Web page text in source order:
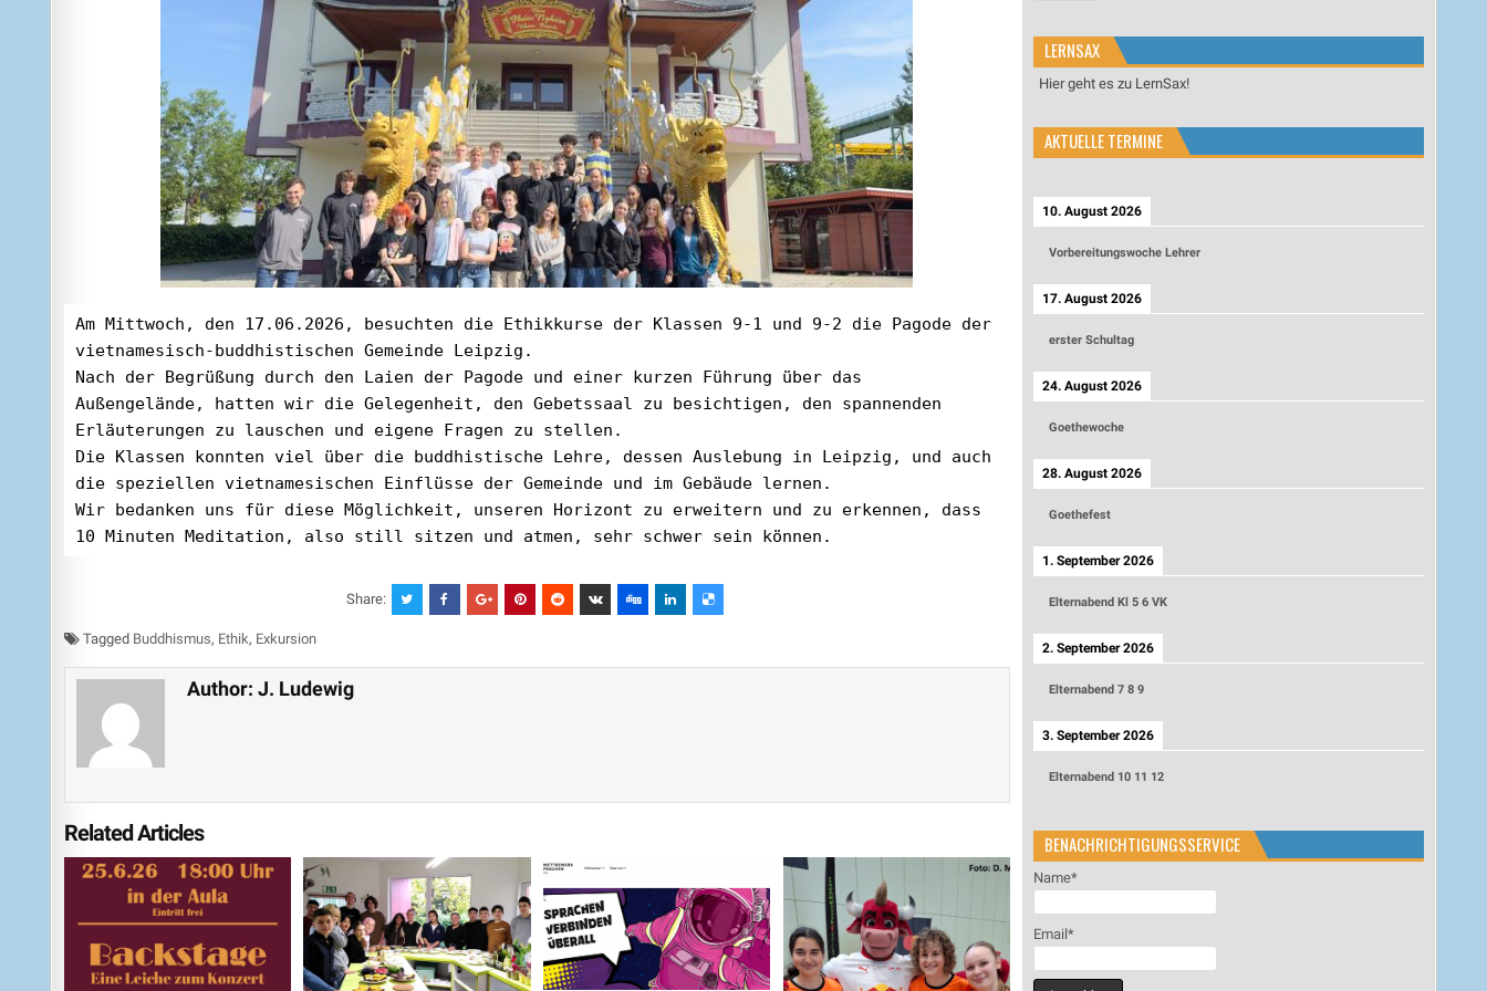
Am Mittwoch, den 17.06.2026, besuchten die Ethikkurse der Klassen 9-1 und 9-2 die Pagode der
vietnamesisch-buddhistischen Gemeinde Leipzig.
Nach der Begrüßung durch den Laien der Pagode und einer kurzen Führung über das
Außengelände, hatten wir die Gelegenheit, den Gebetssaal zu besichtigen, den spannenden
Erläuterungen zu lauschen und eigene Fragen zu stellen.
Die Klassen konnten viel über die buddhistische Lehre, dessen Auslebung in Leipzig, und auch
die speziellen vietnamesischen Einflüsse der Gemeinde und im Gebäude lernen.
Wir bedanken uns für diese Möglichkeit, unseren Horizont zu erweitern und zu erkennen, dass
10 Minuten Meditation, also still sitzen und atmen, sehr schwer sein können.
Share:
Tagged Buddhismus, Ethik, Exkursion
Author: J. Ludewig
Related Articles
LERNSAX
Hier geht es zu LernSax!
AKTUELLE TERMINE
10. August 2026
Vorbereitungswoche Lehrer
17. August 2026
erster Schultag
24. August 2026
Goethewoche
28. August 2026
Goethefest
1. September 2026
Elternabend Kl 5 6 VK
2. September 2026
Elternabend 7 8 9
3. September 2026
Elternabend 10 11 12
BENACHRICHTIGUNGSSERVICE
Name*
Email*